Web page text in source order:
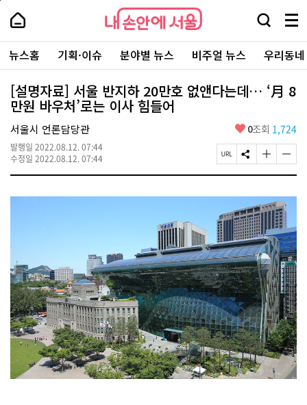
본
로
가
내
손
안
에
서
울
-
서
울
시
대
표
소
통
포
내
손
에
울
검
창
열
기
메
뉴
전
체
보
기
주
요
서
뉴스홈 기획·이슈 분야별 뉴스 비주얼 뉴스 우리동
[설명자료] 서울 반지하 20만호 없앤다는데… ‘月 8
만원 바우처’로는 이사 힘들어
서울시 언론담당관
발행일 2022.08.12. 07:44
수정일 2022.08.12. 07:44
좋
요
0조회 1,724
페
이
U
L
복
사
S
N
공
유
하
기
글
자
기
크
게
변
경
하
기
글
자
기
작
게
변
경
하
기
페
상
단
로